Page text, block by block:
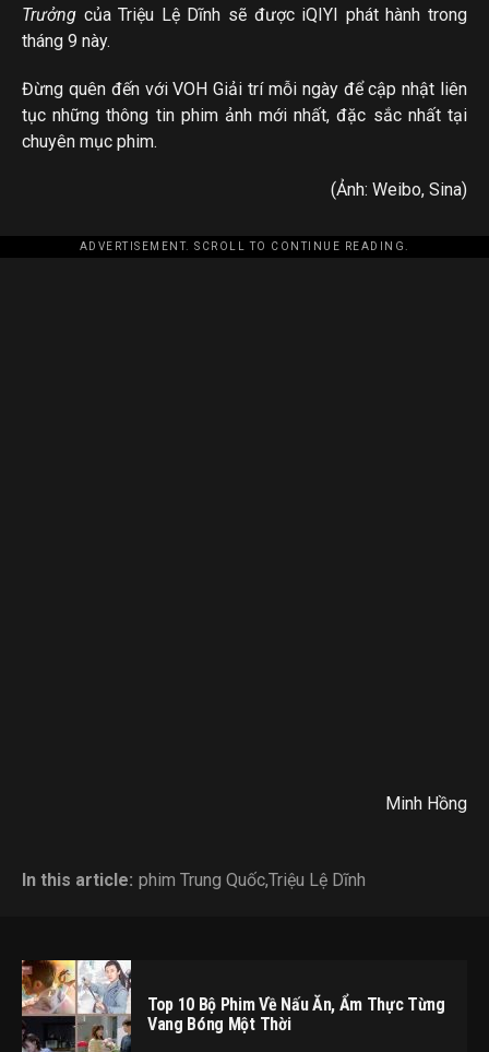
Trưởng của Triệu Lệ Dĩnh sẽ được iQIYI phát hành trong
tháng 9 này.
Đừng quên đến với VOH Giải trí mỗi ngày để cập nhật liên
tục những thông tin phim ảnh mới nhất, đặc sắc nhất tại
chuyên mục phim.
(Ảnh: Weibo, Sina)
ADVERTISEMENT. SCROLL TO CONTINUE READING.
Minh Hồng
In this article: phim Trung Quốc,Triệu Lệ Dĩnh
Top 10 Bộ Phim Về Nấu Ăn, Ẩm Thực Từng
Vang Bóng Một Thời